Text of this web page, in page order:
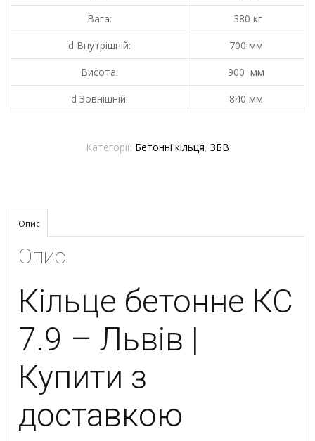
Вага:
380 кг
d Внутрішній:
700 мм
Висота:
900 мм
d Зовнішній:
840 мм
Категорії: Бетонні кільця, ЗБВ
Опис
Опис
Кільце бетонне КС
7.9 – Львів |
Купити з
доставкою